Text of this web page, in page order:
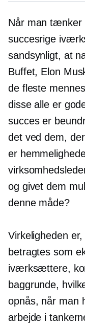
Når man tænker
succesrige
sandsynligt, at
Buffet, Elon
de fleste
disse alle er
succes er
det ved dem,
er
og givet dem
denne måde?
Virkeligheden
betragtes som
iværksættere,
baggrunde,
opnås, når man
arbejde i